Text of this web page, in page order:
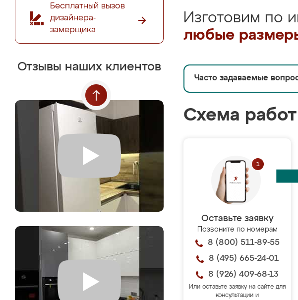
Бесплатный вызов
дизайнера-
замерщика
Отзывы наших клиентов
Изготовим по
любые
Часто задаваемые
Схема
Оставьте заявку
Позвоните по номерам
8 (800) 511-89-55
8 (495) 665-24-01
8 (926) 409-68-13
Или оставьте заявку на сайте для
консультации и